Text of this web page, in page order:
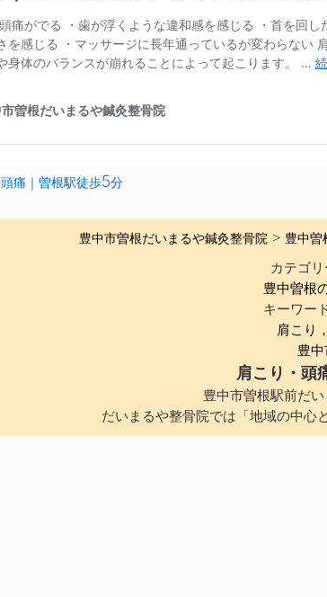
頭痛｜曽根駅徒歩5分
豊中市曽根だいまるや鍼灸整骨院 > 豊中曽
カテゴリ
豊中曽根
キーワー
肩こり
豊中
肩こり・頭
豊中市曽根駅前だ
だいまるや整骨院では「地域の中心